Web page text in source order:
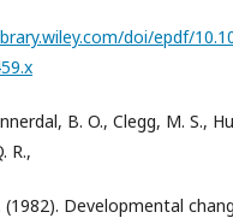
doi/epdf/
B. O., Clegg, M. S.,
R.,
(1982). Developmental